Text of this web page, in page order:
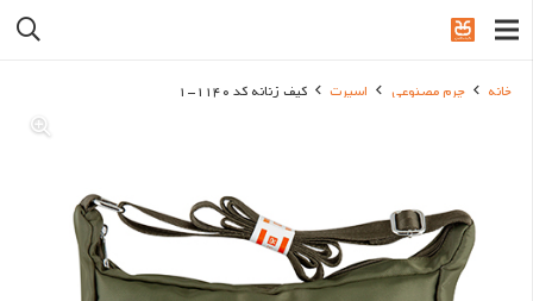
خانه چرم مصنوعی اسپرت کیف زنانه کد 1140-1